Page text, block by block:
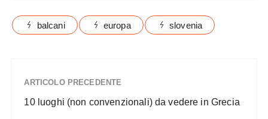
balcani europa slovenia
ARTICOLO PRECEDENTE
10 luoghi (non convenzionali) da vedere in Grecia